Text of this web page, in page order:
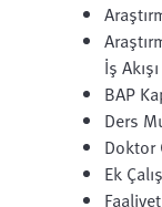
İş Akışı
BAP
Ders
Doktor
Ek